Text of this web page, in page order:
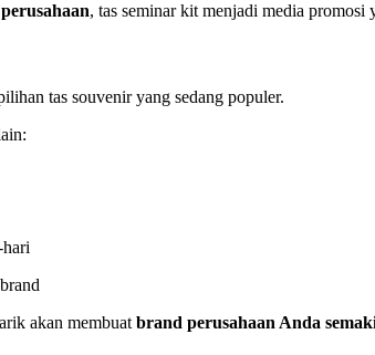
, tas seminar kit menjadi media promosi
tas souvenir yang sedang populer.
akan membuat brand perusahaan Anda